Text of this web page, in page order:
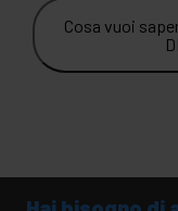
Cosa vuoi